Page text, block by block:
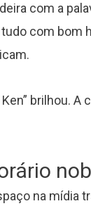
com a
com
brilhou.
na mídia